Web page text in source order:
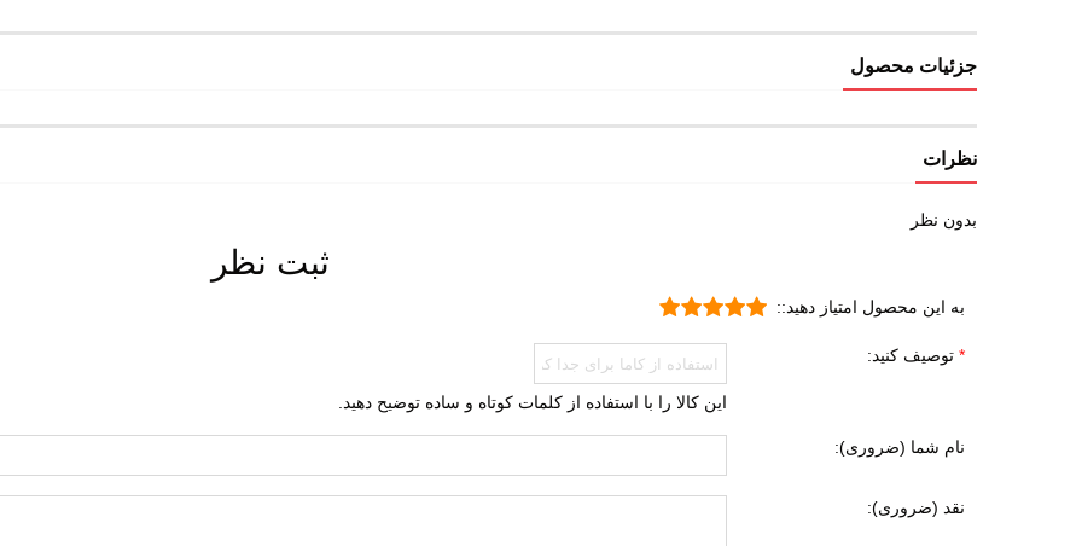
جزئیات محصول
نظرات
بدون نظر
ثبت نظر
به این محصول امتیاز دهید::
توصیف کنید:
این کالا را با استفاده از کلمات کوتاه و ساده توضیح دهید.
نام شما (ضروری):
نقد (ضروری):